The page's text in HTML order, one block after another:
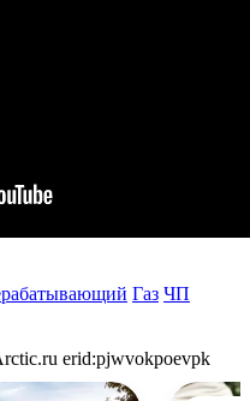
Газ ЧП
erid:pjwvokpoevpk